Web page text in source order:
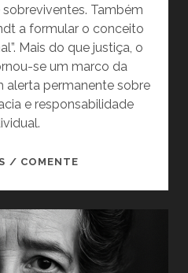
Também
a formular o conceito
Mais do que justiça, o
se um marco da
alerta permanente sobre
e responsabilidade
/ COMENTEO
ÔNIBUS
203:
EICHMANN,